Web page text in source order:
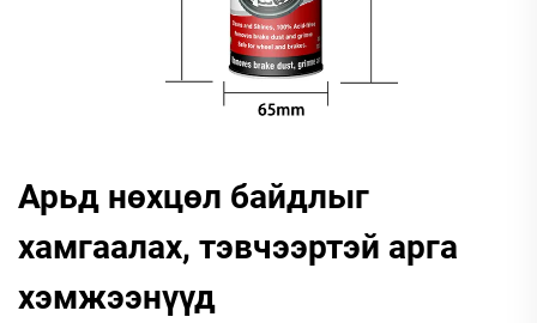
Арьд нөхцөл байдлыг
хамгаалах, тэвчээртэй арга
хэмжээнүүд